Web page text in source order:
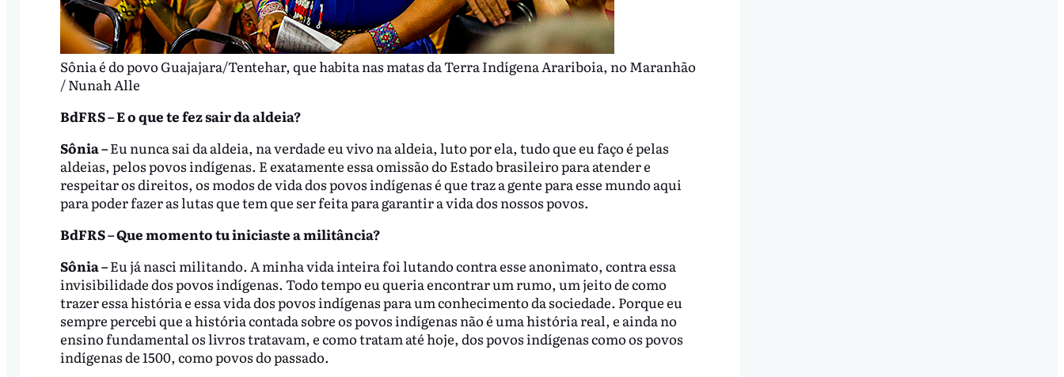
Sônia é do povo Guajajara/Tentehar, que habita nas matas da Terra Indígena Arariboia, no Maranhão
/ Nunah Alle
BdFRS – E o que te fez sair da aldeia?
Sônia –Eu nunca sai da aldeia, na verdade eu vivo na aldeia, luto por ela, tudo que eu faço é pelas
aldeias, pelos povos indígenas. E exatamente essa omissão do Estado brasileiro para atender e
respeitar os direitos, os modos de vida dos povos indígenas é que traz a gente para esse mundo aqui
para poder fazer as lutas que tem que ser feita para garantir a vida dos nossos povos.
BdFRS – Que momento tu iniciaste a militância?
Sônia –Eu já nasci militando. A minha vida inteira foi lutando contra esse anonimato, contra essa
invisibilidade dos povos indígenas. Todo tempo eu queria encontrar um rumo, um jeito de como
trazer essa história e essa vida dos povos indígenas para um conhecimento da sociedade. Porque eu
sempre percebi que a história contada sobre os povos indígenas não é uma história real, e ainda no
ensino fundamental os livros tratavam, e como tratam até hoje, dos povos indígenas como os povos
indígenas de 1500, como povos do passado.